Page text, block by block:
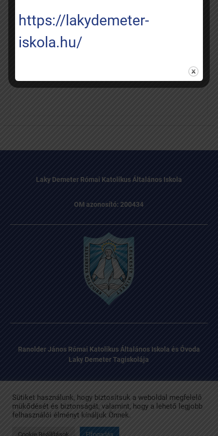
Laky Demeter Római Katolikus Általános Iskola
OM azonosító: 200434
Ranolder János Római Katolikus Általános Iskola és Óvoda
Laky Demeter Tagiskolája
Facebook
Email
Laky Demeter Római Katolikus Általános Iskola Copyright © All
rights reserved.
Sütiket használunk, hogy biztosítsuk a weboldal megfelelő
mükődését és biztonságát, valamint, hogy a lehető legjobb
felhasználói élményt kínáljuk Önnek.
Cookie Beállítások Elfogadás
https://lakydemeter-
iskola.hu/